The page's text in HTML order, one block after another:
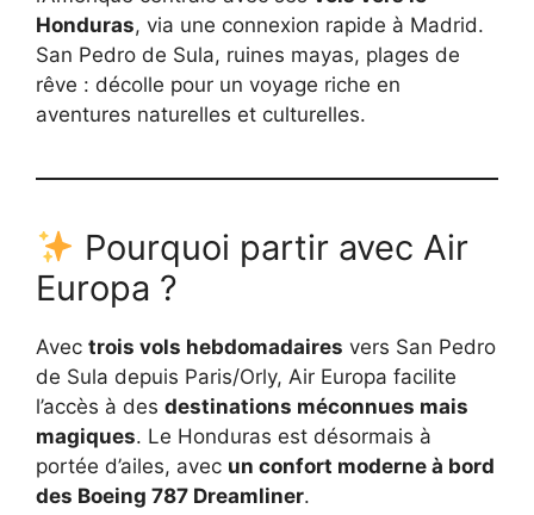
Honduras, via une connexion rapide à Madrid.
San Pedro de Sula, ruines mayas, plages de
rêve : décolle pour un voyage riche en
aventures naturelles et culturelles.
Pourquoi partir avec Air
Europa ?
Avec trois vols hebdomadaires vers San Pedro
de Sula depuis Paris/Orly, Air Europa facilite
l’accès à des destinations méconnues mais
magiques. Le Honduras est désormais à
portée d’ailes, avec un confort moderne à bord
des Boeing 787 Dreamliner.